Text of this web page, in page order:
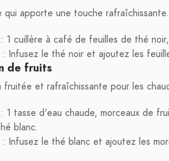
qui apporte une touche rafraîchissante.
1 cuillère à café de feuilles de thé
: Infusez le thé noir et ajoutez les
de fruits
fruitée et rafraîchissante pour les
1 tasse d'eau chaude, morceaux de
blanc.
Infusez le thé blanc et ajoutez les